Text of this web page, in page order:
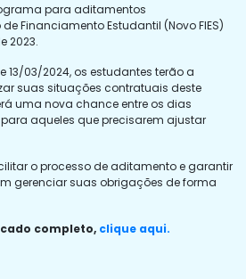
para aditamentos
Financiamento Estudantil (Novo FIES)
2023.
13/03/2024, os estudantes terão a
suas situações contratuais deste
uma nova chance entre os dias
aqueles que precisarem ajustar
o processo de aditamento e garantir
gerenciar suas obrigações de forma
completo, clique aqui.